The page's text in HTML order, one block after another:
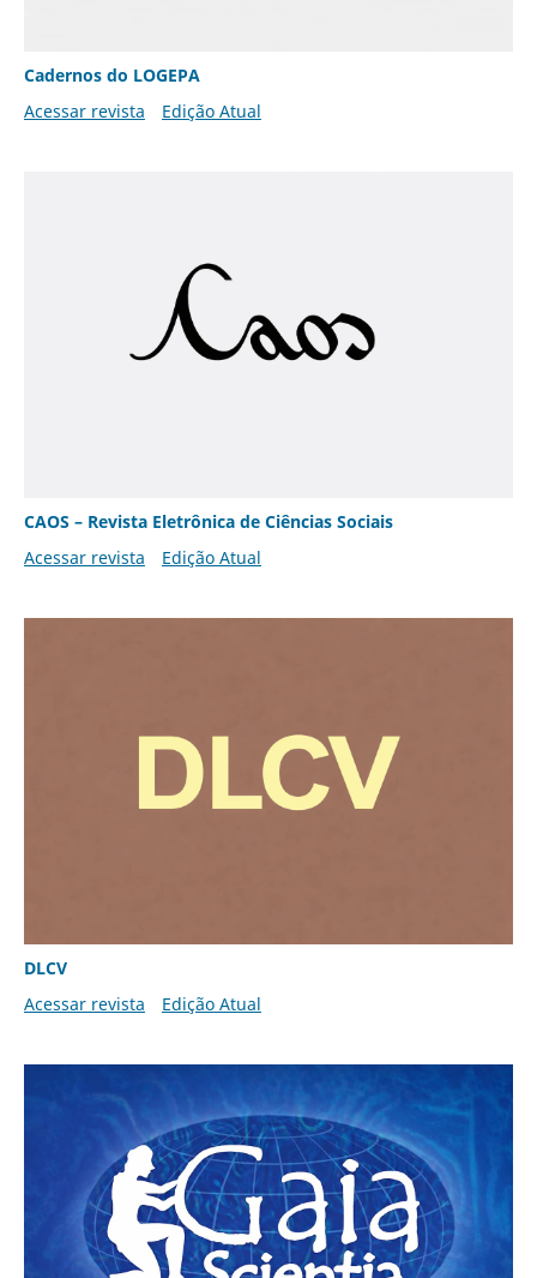
Cadernos do LOGEPA
Acessar revista
Edição Atual
CAOS – Revista Eletrônica de Ciências Sociais
Acessar revista
Edição Atual
DLCV
Acessar revista
Edição Atual